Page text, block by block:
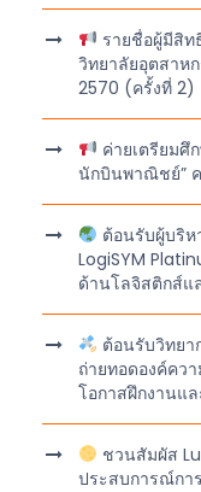
รายชื่อผู้มีสิท
วิทยาลัยอุตสาห
2570 (ครั้งที่ 2)
ค่ายเตรียมศึ
นักบินพาณิชย์”
ต้อนรับผู้บริห
LogiSYM
ด้านโลจิสติกส์แ
ต้อนรับวิทยา
ถ่ายทอดองค์คว
โอกาสฝึกงานแ
ชวนสัมผัส
ประสบการณ์กา